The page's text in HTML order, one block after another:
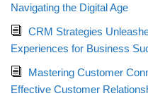
Navigating the Digital Age
CRM Strategies
Experiences for Business
Mastering Customer
Effective Customer